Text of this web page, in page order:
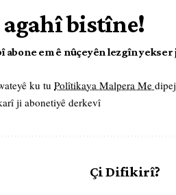
agahî bistîne!
abone em ê nûçeyên lezgîn
ku tu Polîtikaya Malpera Me
ji abonetiyê derkevî
Çi Difikirî?